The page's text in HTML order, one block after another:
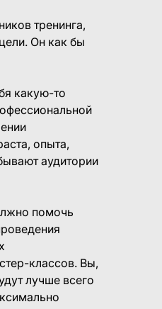
тренинга,
Он как бы
какую-то
опыта,
аудитории
помочь
классов. Вы,
лучше всего